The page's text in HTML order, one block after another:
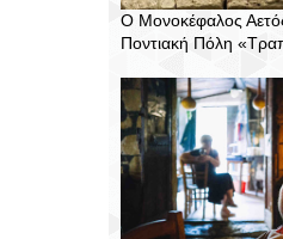
Ο Μονοκέφαλος
Ποντιακή Πόλη